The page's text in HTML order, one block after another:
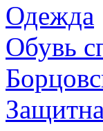
Одежда
Обувь